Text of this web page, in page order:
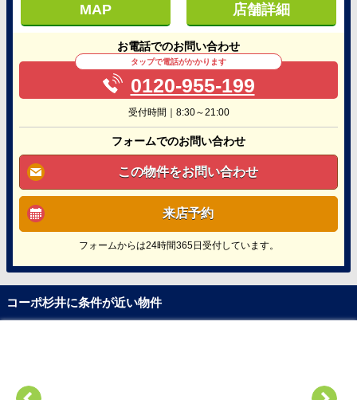
MAP 店舗詳細
お電話でのお問い合わせ
タップで電話がかかります
0120-955-199
受付時間｜8:30～21:00
フォームでのお問い合わせ
この物件をお問い合わせ
来店予約
フォームからは24時間365日受付しています。
コーポ杉井に条件が近い物件